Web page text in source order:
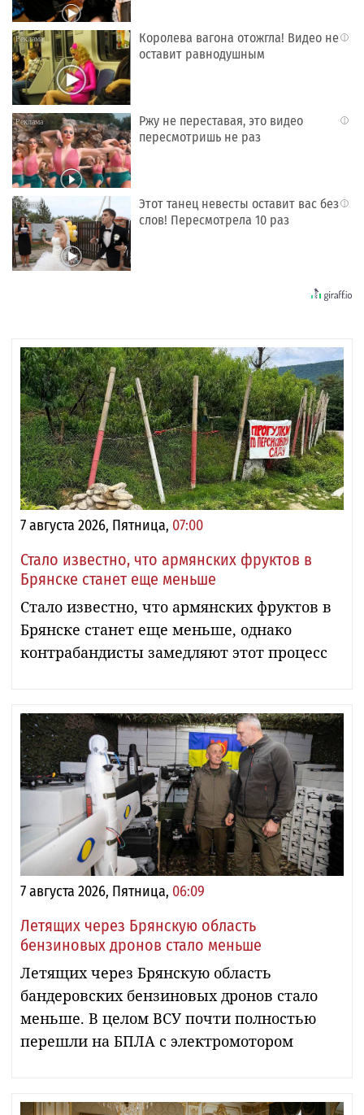
i
Королева вагона отожгла! Видео не
оставит равнодушным
i
Ржу не переставая, это видео
пересмотришь не раз
i
Этот танец невесты оставит вас без
слов! Пересмотрела 10 раз
7 августа 2026, Пятница, 07:00
Стало известно, что армянских фруктов в
Брянске станет еще меньше
Стало известно, что армянских фруктов в
Брянске станет еще меньше, однако
контрабандисты замедляют этот процесс
7 августа 2026, Пятница, 06:09
Летящих через Брянскую область
бензиновых дронов стало меньше
Летящих через Брянскую область
бандеровских бензиновых дронов стало
меньше. В целом ВСУ почти полностью
перешли на БПЛА с электромотором